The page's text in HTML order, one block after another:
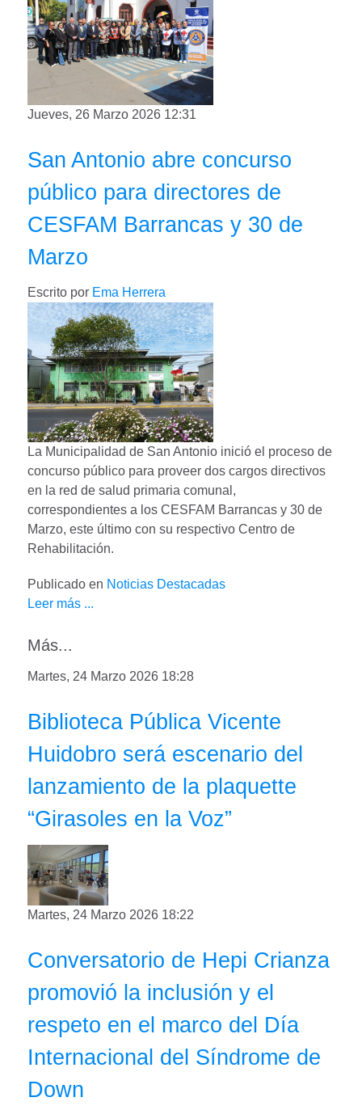
Jueves, 26 Marzo 2026 12:31
San Antonio abre concurso
público para directores de
CESFAM Barrancas y 30 de
Marzo
Escrito por Ema Herrera
La Municipalidad de San Antonio inició el proceso de
concurso público para proveer dos cargos directivos
en la red de salud primaria comunal,
correspondientes a los CESFAM Barrancas y 30 de
Marzo, este último con su respectivo Centro de
Rehabilitación.
Publicado en Noticias Destacadas
Leer más ...
Más...
Martes, 24 Marzo 2026 18:28
Biblioteca Pública Vicente
Huidobro será escenario del
lanzamiento de la plaquette
“Girasoles en la Voz”
Martes, 24 Marzo 2026 18:22
Conversatorio de Hepi Crianza
promovió la inclusión y el
respeto en el marco del Día
Internacional del Síndrome de
Down